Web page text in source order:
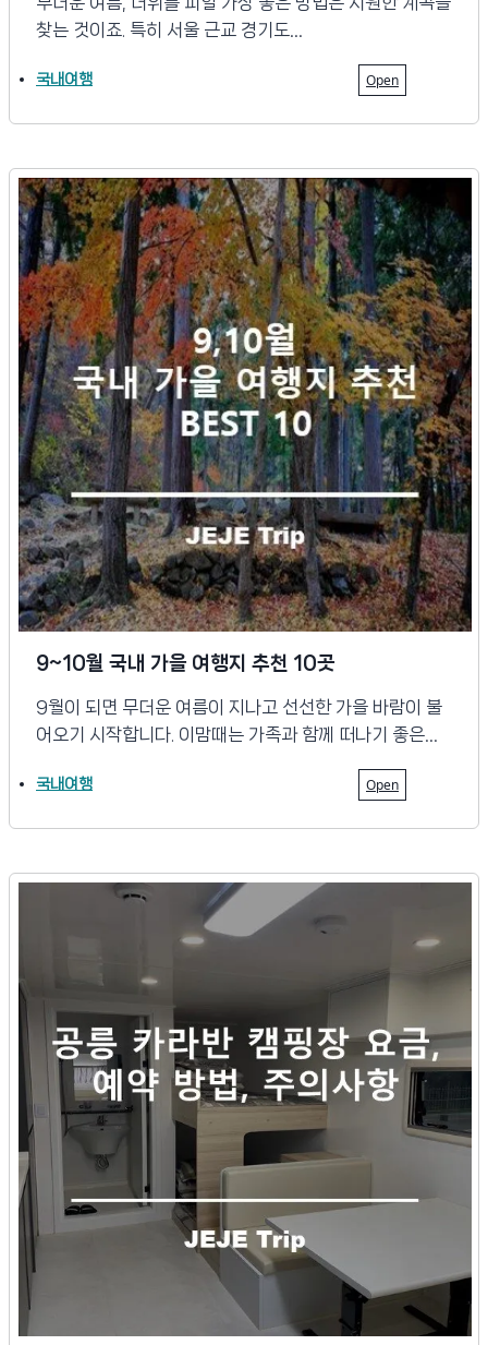
찾는 것이죠. 특히 서울 근교 경기도…
국내여행 Open
9~10월 국내 가을 여행지 추천 10곳
9월이 되면 무더운 여름이 지나고 선선한 가을 바람이 불
어오기 시작합니다. 이맘때는 가족과 함께 떠나기 좋은…
국내여행 Open